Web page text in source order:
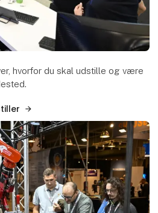
hvorfor du skal udstille og være